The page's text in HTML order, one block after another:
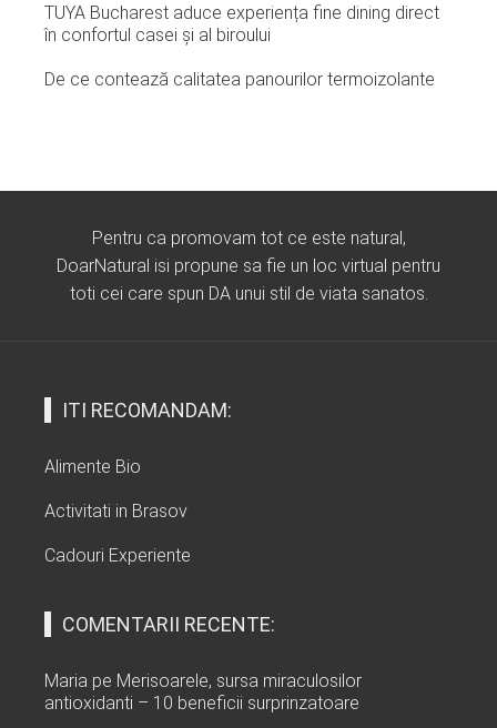
TUYA Bucharest aduce experiența fine dining direct
în confortul casei și al biroului
De ce contează calitatea panourilor termoizolante
Pentru ca promovam tot ce este natural,
DoarNatural isi propune sa fie un loc virtual pentru
toti cei care spun DA unui stil de viata sanatos.
ITI RECOMANDAM:
Alimente Bio
Activitati in Brasov
Cadouri Experiente
COMENTARII RECENTE:
Maria pe Merisoarele, sursa miraculosilor
antioxidanti – 10 beneficii surprinzatoare